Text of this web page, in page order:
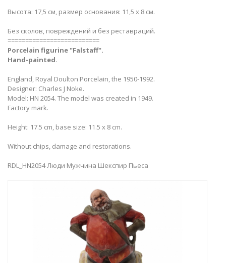
Высота: 17,5 см, размер основания: 11,5 х 8 см.
Без сколов, повреждений и без реставраций.
==========================
Porcelain figurine "Falstaff".
Hand-painted.
England, Royal Doulton Porcelain, the 1950-1992.
Designer: Charles J Noke.
Model: HN 2054. The model was created in 1949.
Factory mark.
Height: 17.5 cm, base size: 11.5 x 8 cm.
Without chips, damage and restorations.
RDL_HN2054 Люди Мужчина Шекспир Пьеса